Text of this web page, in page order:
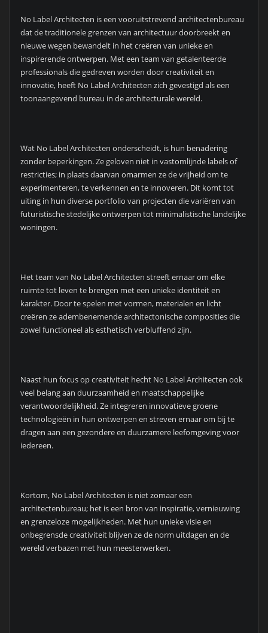
No Label Architecten is een vooruitstrevend architectenbureau
dat de traditionele grenzen van architectuur doorbreekt en
nieuwe wegen bewandelt in het creëren van unieke en
inspirerende ontwerpen. Met een team van getalenteerde
professionals die gedreven worden door creativiteit en
innovatie, heeft No Label Architecten zich gevestigd als een
toonaangevend bureau in de architecturale wereld.
Wat No Label Architecten onderscheidt, is hun benadering
zonder beperkingen. Ze geloven niet in vastomlijnde labels of
restricties; in plaats daarvan omarmen ze de vrijheid om te
experimenteren, te verkennen en te innoveren. Dit komt tot
uiting in hun diverse portfolio van projecten die variëren van
futuristische stedelijke ontwerpen tot minimalistische landelijke
woningen.
Het team van No Label Architecten streeft ernaar om elke
ruimte tot leven te brengen met een unieke identiteit en
karakter. Door te spelen met vormen, materialen en licht
creëren ze adembenemende architectonische composities die
zowel functioneel als esthetisch verbluffend zijn.
Naast hun focus op creativiteit hecht No Label Architecten ook
veel belang aan duurzaamheid en maatschappelijke
verantwoordelijkheid. Ze integreren innovatieve groene
technologieën in hun ontwerpen en streven ernaar om bij te
dragen aan een gezondere en duurzamere leefomgeving voor
iedereen.
Kortom, No Label Architecten is niet zomaar een
architectenbureau; het is een bron van inspiratie, vernieuwing
en grenzeloze mogelijkheden. Met hun unieke visie en
onbegrensde creativiteit blijven ze de norm uitdagen en de
wereld verbazen met hun meesterwerken.